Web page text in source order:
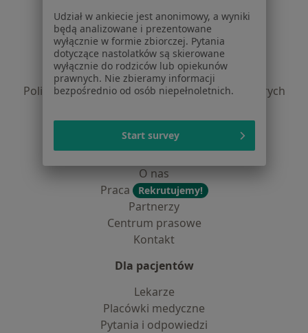
Serwis
Regulamin
Polityka prywatności pacjentów
Polityka prywatności profesjonalistów
Polityka prywatności dla profesjonalistów, których
Polityka cookies
Jak działają wyniki wyszukiwania
O nas
Praca
Rekrutujemy!
Partnerzy
Centrum prasowe
Kontakt
Dla pacjentów
Lekarze
Placówki medyczne
Pytania i odpowiedzi
Udział w ankiecie jest anonimowy, a wyniki
będą analizowane i prezentowane
wyłącznie w formie zbiorczej. Pytania
dotyczące nastolatków są skierowane
wyłącznie do rodziców lub opiekunów
prawnych. Nie zbieramy informacji
bezpośrednio od osób niepełnoletnich.
Start survey